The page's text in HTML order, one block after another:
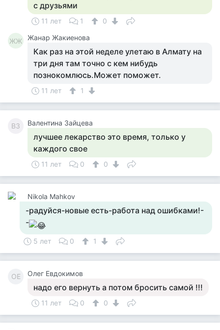
с друзьями
11 лет 1 0
ЖЖ Жанар Жакиенова
Как раз на этой неделе улетаю в Алмату на
три дня там точно с кем нибудь
познокомлюсь.Может поможет.
11 лет 1
ВЗ Валентина Зайцева
лучшее лекарство это время, только у
каждого свое
11 лет 0 0
Nikola Mahkov
-радуйся-новые есть-работа над ошибками!-
-
5 лет 0 1
ОЕ Олег Евдокимов
надо его вернуть а потом бросить самой !!!
11 лет 0 0